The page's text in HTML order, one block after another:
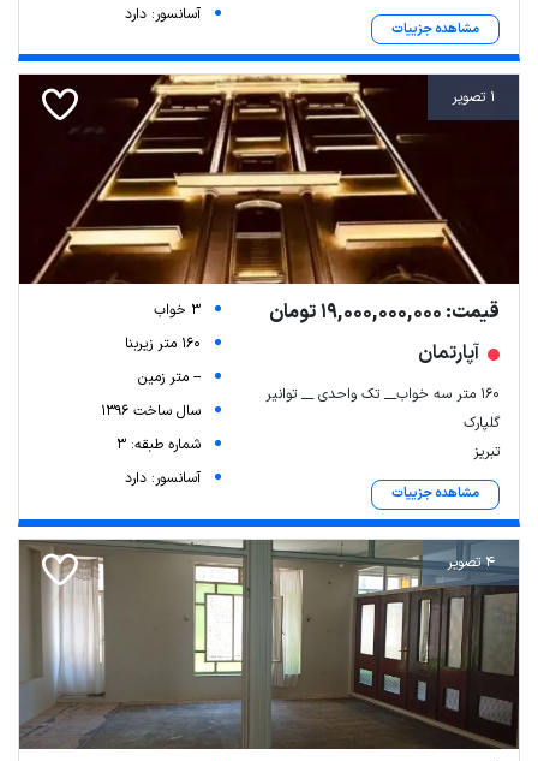
مشاهده جزییات
آسانسور: دارد
1 تصویر
قیمت: 19,000,000,000 تومان
آپارتمان
۱۶۰ متر سه خواب__ تک واحدی __ توانیر
گلپارک
تبریز
مشاهده جزییات
3 خواب
160 متر زیربنا
-- متر زمین
سال ساخت 1396
شماره طبقه: 3
آسانسور: دارد
4 تصویر